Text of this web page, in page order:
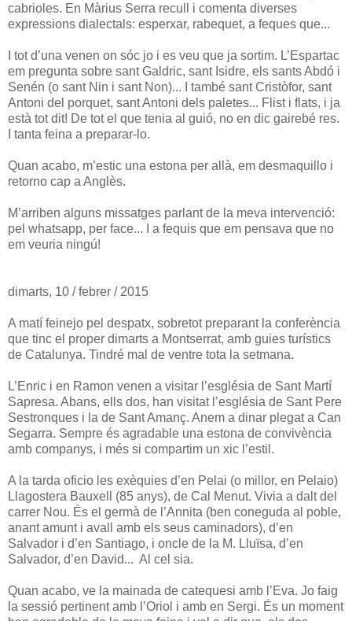
cabrioles. En Màrius Serra recull i comenta diverses
expressions dialectals: esperxar, rabequet, a feques que...
I tot d’una venen on sóc jo i es veu que ja sortim. L’Espartac
em pregunta sobre sant Galdric, sant Isidre, els sants Abdó i
Senén (o sant Nin i sant Non)... I també sant Cristòfor, sant
Antoni del porquet, sant Antoni dels paletes... Flist i flats, i ja
està tot dit! De tot el que tenia al guió, no en dic gairebé res.
I tanta feina a preparar-lo.
Quan acabo, m’estic una estona per allà, em desmaquillo i
retorno cap a Anglès.
M’arriben alguns missatges parlant de la meva intervenció:
pel whatsapp, per face... I a fequis que em pensava que no
em veuria ningú!
dimarts, 10 / febrer / 2015
A matí feinejo pel despatx, sobretot preparant la conferència
que tinc el proper dimarts a Montserrat, amb guies turístics
de Catalunya. Tindré mal de ventre tota la setmana.
L’Enric i en Ramon venen a visitar l’església de Sant Martí
Sapresa. Abans, ells dos, han visitat l’església de Sant Pere
Sestronques i la de Sant Amanç. Anem a dinar plegat a Can
Segarra. Sempre és agradable una estona de convivència
amb companys, i més si compartim un xic l’estil.
A la tarda oficio les exèquies d’en Pelai (o millor, en Pelaio)
Llagostera Bauxell (85 anys), de Cal Menut. Vivia a dalt del
carrer Nou. És el germà de l’Annita (ben coneguda al poble,
anant amunt i avall amb els seus caminadors), d’en
Salvador i d’en Santiago, i oncle de la M. Lluïsa, d’en
Salvador, d’en David... Al cel sia.
Quan acabo, ve la mainada de catequesi amb l’Eva. Jo faig
la sessió pertinent amb l’Oriol i amb en Sergi. És un moment